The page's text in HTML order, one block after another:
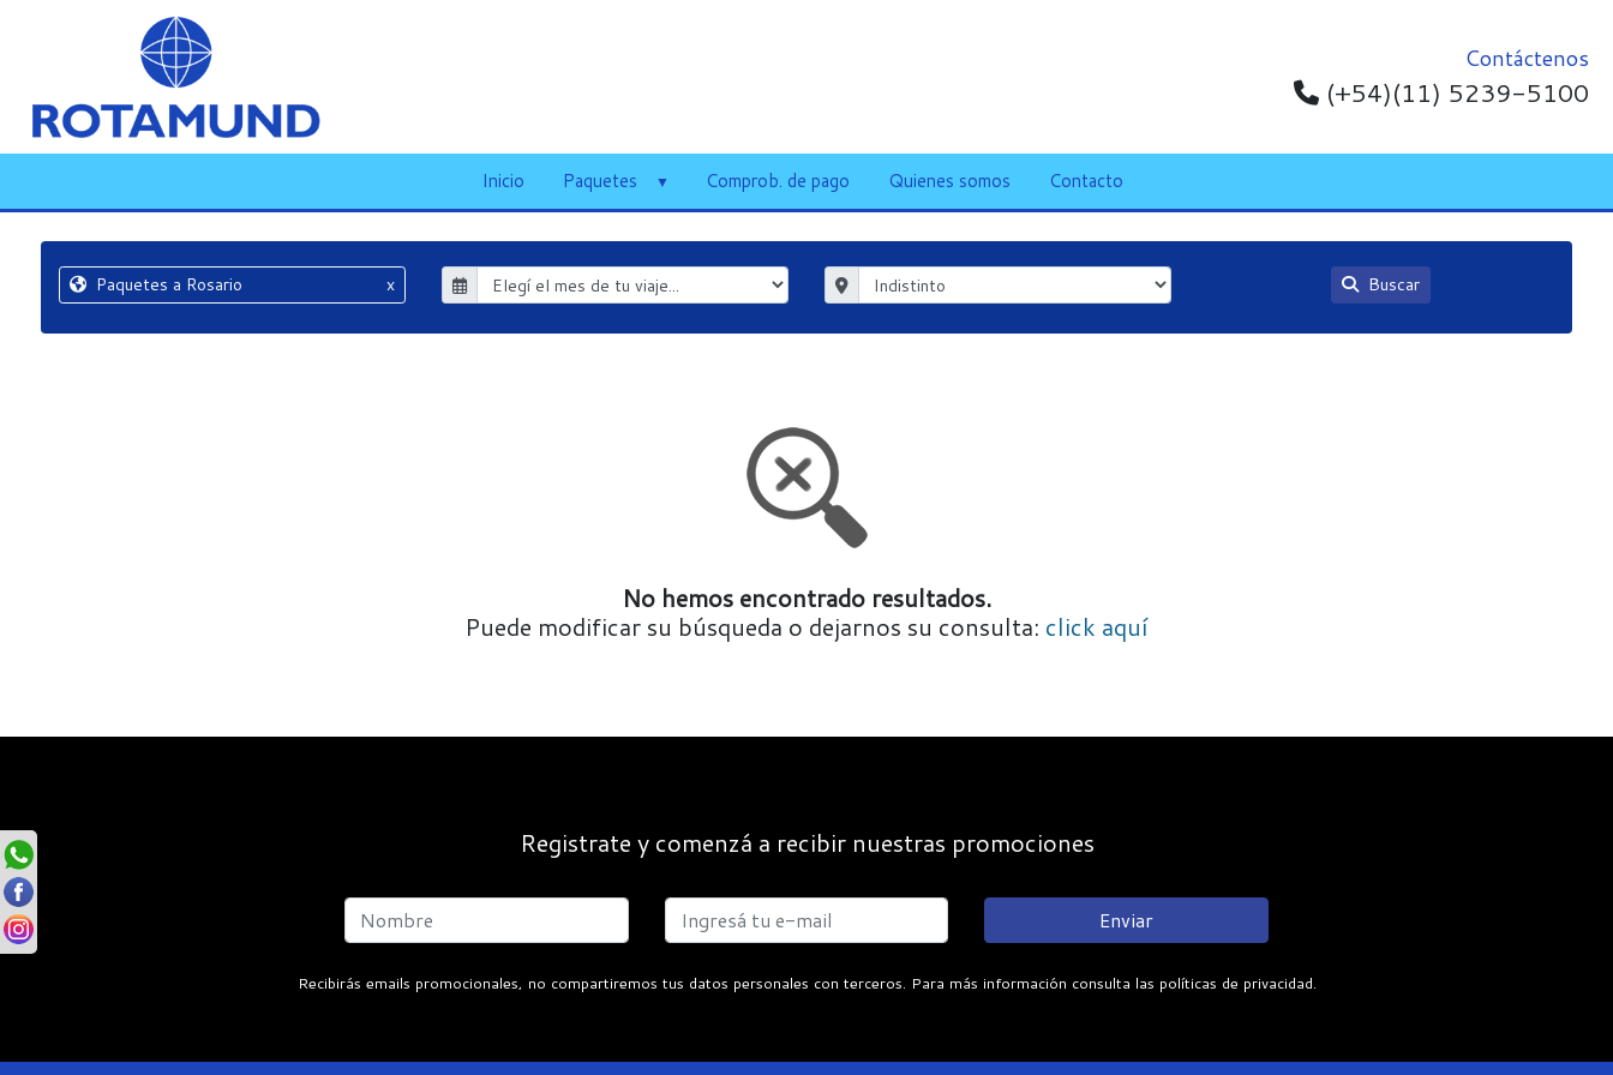
Contáctenos
(+54)(11) 5239-5100
Inicio Paquetes Comprob. de pago Quienes somos Contacto
Paquetes a Rosario x Buscar
No hemos encontrado resultados.
Puede modificar su búsqueda o dejarnos su consulta: click aquí
Registrate y comenzá a recibir nuestras promociones
Enviar
Recibirás emails promocionales, no compartiremos tus datos personales con terceros. Para más información consulta las políticas de privacidad.